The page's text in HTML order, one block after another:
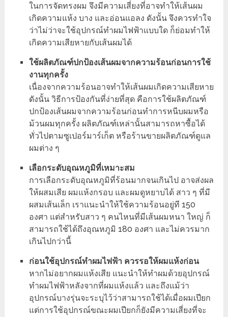
ในการจัดทรงผม จึงมีความเสี่ยงที่อาจทำให้เส้นผม
เกิดความแห้ง บาง และอ่อนแอลง ดังนั้น จึงควรทำใจ
ว่าไม่ว่าจะใช้อุปกรณ์ทำผมไฟฟ้าแบบใด ก็ย่อมทำให้
เกิดความเสียหายกับเส้นผมได้
ใช้ผลิตภัณฑ์ปกป้องเส้นผมจากความร้อนก่อนการใช้
งานทุกครั้ง
เนื่องจากความร้อนอาจทำให้เส้นผมเกิดความเสียหาย
ดังนั้น วิธีการป้องกันที่ง่ายที่สุด คือการใช้ผลิตภัณฑ์
ปกป้องเส้นผมจากความร้อนก่อนทำการหนีบผมหรือ
ม้วนผมทุกครั้ง ผลิตภัณฑ์เหล่านั้นสามารถหาซื้อได้
ทั่วไปตามซูเปอร์มาร์เก็ต หรือร้านขายผลิตภัณฑ์ดูแล
ผมต่าง ๆ
เลือกระดับอุณหภูมิที่เหมาะสม
การเลือกระดับอุณหภูมิที่ร้อนมากจนเกินไป อาจส่งผล
ให้ผสมเสีย ผมแห้งกรอบ และผมดูหยาบได้ สาว ๆ ที่มี
ผสมเส้นเล็ก เราแนะนำให้ใช้ความร้อนอยู่ที 150
องศา แต่สำหรับสาว ๆ คนไหนที่มีเส้นผมหนา ใหญ่ ก็
สามารถใช้ได้ถึงอุณหภูมิ 180 องศา และไม่ควรมาก
เกินไปกว่านี้
ก่อนใช้อุปกรณ์ทำผมไฟฟ้า ควรรอให้ผมแห้งก่อน
หากไม่อยากผมแห้งเสีย แนะนำให้ทำผมด้วยอุปกรณ์
ทำผมไฟฟ้าหลังจากที่ผมแห้งแล้ว และถึงแม้ว่า
อุปกรณ์บางรุ่นจะระบุไว้ว่าสามารถใช้ได้เมื่อผมเปียก
แต่การใช้อุปกรณ์ขณะผมเปียกก็ยังมีความเสี่ยงที่จะ